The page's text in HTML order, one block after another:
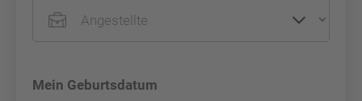
Mein Geburtsdatum